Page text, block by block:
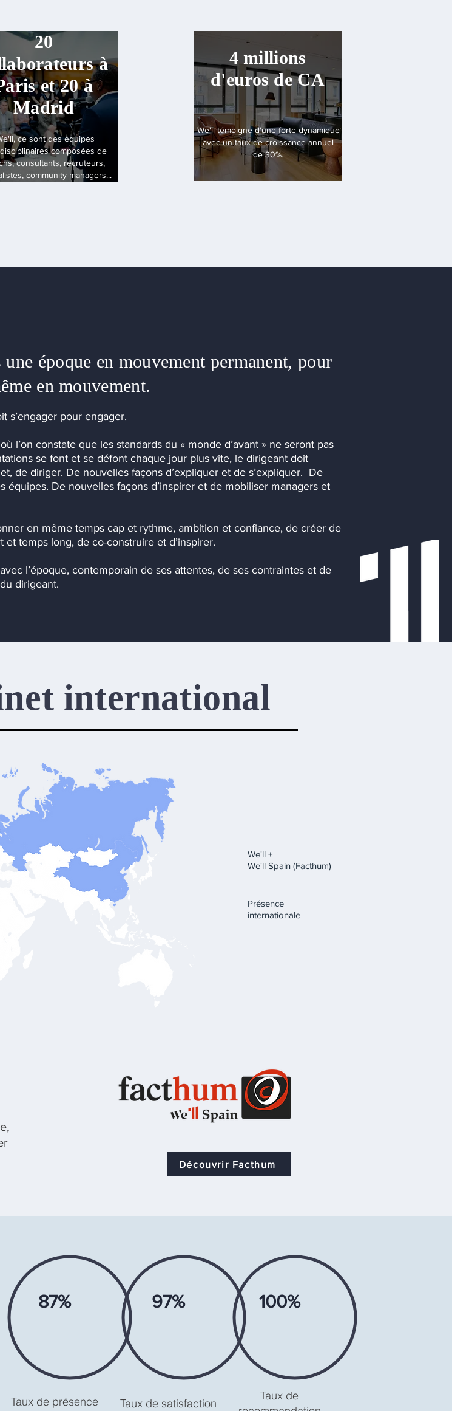
20
à
et 20 à
Madrid
ce sont des équipes
composées de
consultants, recruteurs,
community managers...
4 millions
d'euros de CA
We'll témoigne d'une forte dynamique
avec un taux de croissance annuel
de 30%.
époque en mouvement permanent, pour
en mouvement.
s’engager pour engager.
l’on constate que les standards du « monde d’avant » ne seront pas
se font et se défont chaque jour plus vite, le dirigeant doit
de diriger. De nouvelles façons d’expliquer et de s’expliquer. De
équipes. De nouvelles façons d’inspirer et de mobiliser managers et
en même temps cap et rythme, ambition et confiance, de créer de
temps long, de co-construire et d’inspirer.
l’époque, contemporain de ses attentes, de ses contraintes et de
dirigeant.
international
We'll +
We'll Spain (Facthum)
Présence
internationale
Découvrir Facthum
87% 97% 100%
Taux de présence Taux de satisfaction
Taux de